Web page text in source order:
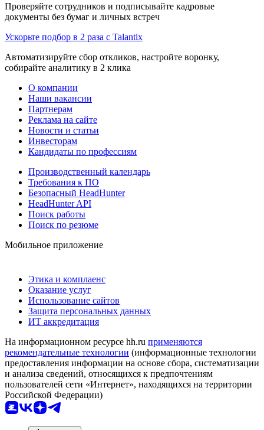
Проверяйте сотрудников и подписывайте кадровые
документы без бумаг и личных встреч
Ускорьте подбор в 2 раза с Talantix
Автоматизируйте сбор откликов, настройте воронку,
собирайте аналитику в 2 клика
О компании
Наши вакансии
Партнерам
Реклама на сайте
Новости и статьи
Инвесторам
Кандидаты по профессиям
Производственный календарь
Требования к ПО
Безопасный HeadHunter
HeadHunter API
Поиск работы
Поиск по резюме
Мобильное приложение
Этика и комплаенс
Оказание услуг
Использование сайтов
Защита персональных данных
ИТ аккредитация
На информационном ресурсе hh.ru применяются
рекомендательные технологии (информационные технологии
предоставления информации на основе сбора, систематизации
и анализа сведений, относящихся к предпочтениям
пользователей сети «Интернет», находящихся на территории
Российской Федерации)